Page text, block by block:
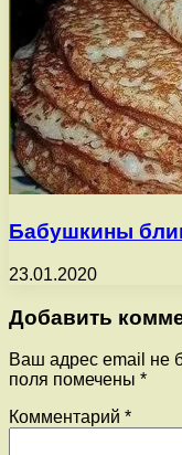
Бабушкины
23.01.2020
Добавить
Ваш адрес email не
поля помечены *
Комментарий *